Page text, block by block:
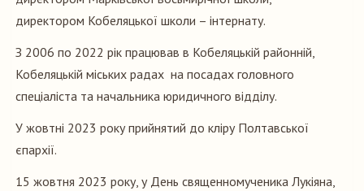
директором Кобеляцької школи – інтернату.
З 2006 по 2022 рік працював в Кобеляцькій районній,
Кобеляцькій міських радах на посадах головного
спеціаліста та начальника юридичного відділу.
У жовтні 2023 року прийнятий до кліру Полтавської
єпархії.
15 жовтня 2023 року, у День священномученика Лукіяна,